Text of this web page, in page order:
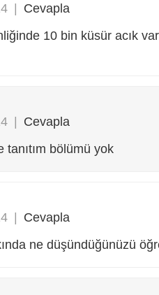
| Cevapla
10 bin küsür acık
| Cevapla
bölümü yok
| Cevapla
ne düşündüğünüzü